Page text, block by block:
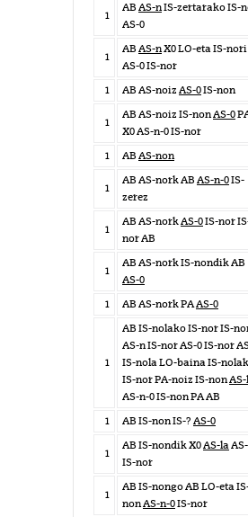
1
AB AS-nIS-zertarako IS-
AS-0
1
AB AS-nX0 LO-eta IS-nori
AS-0 IS-nor
1
AB AS-noiz AS-0IS-non
1
AB AS-noiz IS-nonAS-0
X0 AS-n-0 IS-nor
1
AB AS-non
1
AB AS-nork AB AS-n-0IS-
zerez
1
AB AS-norkAS-0IS-nor
nor AB
1
AB AS-nork IS-nondik AB
AS-0
1
AB AS-nork PAAS-0
1
AB IS-nolako IS-nor IS-
AS-n IS-nor AS-0 IS-nor
IS-nola LO-baina IS-
IS-nor PA-noiz IS-non
AS-n-0 IS-non PA AB
1
AB IS-non IS-? AS-0
1
AB IS-nondik X0AS-la
IS-nor
1
AB IS-nongo AB LO-eta
nonAS-n-0IS-nor